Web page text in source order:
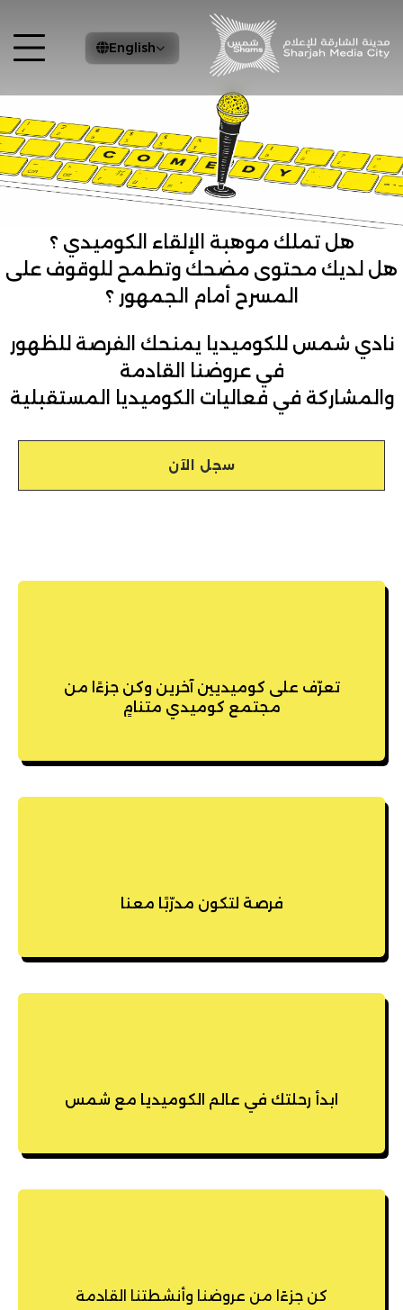
English
هل تملك موهبة الإلقاء الكوميدي ؟
هل لديك محتوى مضحك وتطمح للوقوف على
المسرح أمام الجمهور ؟
نادي شمس للكوميديا يمنحك الفرصة للظهور
في عروضنا القادمة
والمشاركة في فعاليات الكوميديا المستقبلية
سجل الآن
تعرّف على كوميديين آخرين وكن جزءًا من
مجتمع كوميدي متنامٍ
فرصة لتكون مدرّبًا معنا
ابدأ رحلتك في عالم الكوميديا مع شمس
كن جزءًا من عروضنا وأنشطتنا القادمة